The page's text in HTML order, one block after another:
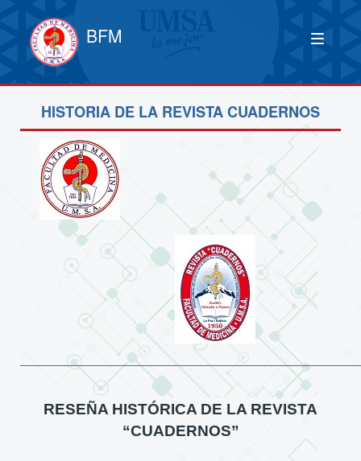
BFM
HISTORIA DE LA REVISTA CUADERNOS
RESEÑA HISTÓRICA DE LA REVISTA
“CUADERNOS”